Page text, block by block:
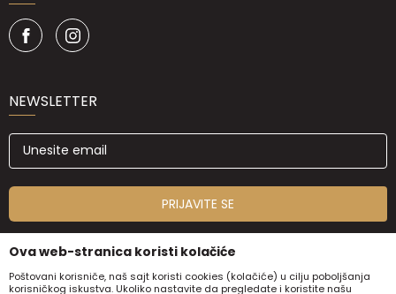
NEWSLETTER
PRIJAVITE SE
Ova web-stranica koristi kolačiće
Poštovani korisniče, naš sajt koristi cookies (kolačiće) u cilju poboljšanja
korisničkog iskustva. Ukoliko nastavite da pregledate i koristite našu